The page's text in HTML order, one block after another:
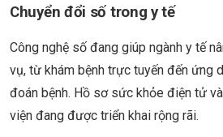
Chuyển đổi số trong y tế
Công nghệ số đang giúp ngành y tế
vụ, từ khám bệnh trực tuyến đến ứng
đoán bệnh. Hồ sơ sức khỏe điện tử
viện đang được triển khai rộng rãi.